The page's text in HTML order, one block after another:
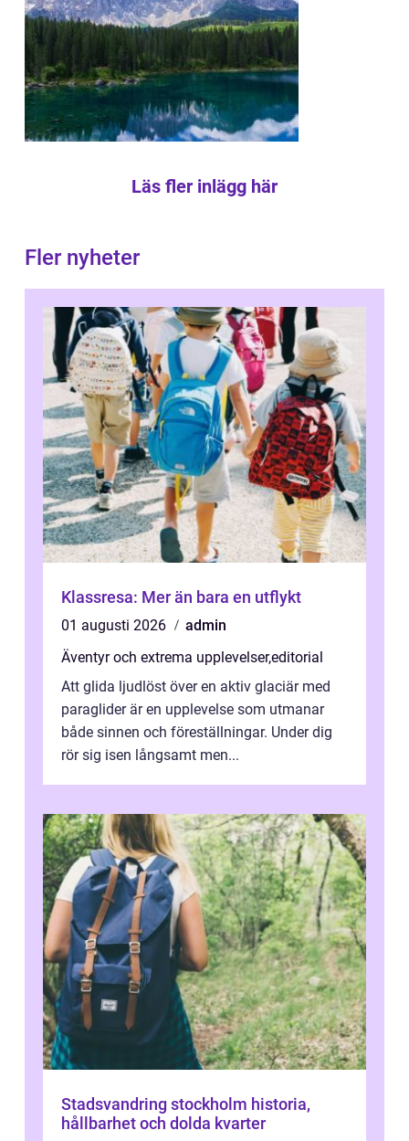
Läs fler inlägg här
Fler nyheter
Klassresa: Mer än bara en utflykt
01 augusti 2026
admin
Äventyr och extrema upplevelser,editorial
Att glida ljudlöst över en aktiv glaciär med
paraglider är en upplevelse som utmanar
både sinnen och föreställningar. Under dig
rör sig isen långsamt men...
Stadsvandring stockholm historia,
hållbarhet och dolda kvarter